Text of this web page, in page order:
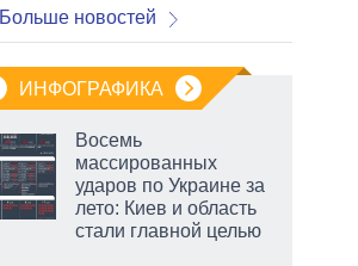
Больше новостей
ИНФОГРАФИКА
Восемь
массированных
ударов по Украине за
лето: Киев и область
стали главной целью